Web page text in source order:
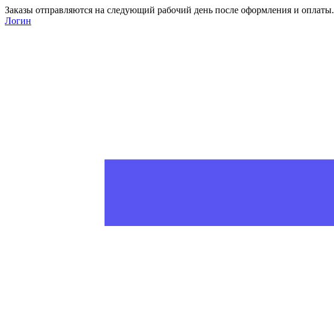
Заказы отправляются на следующий рабочий день после оформления и оплаты.
Логин